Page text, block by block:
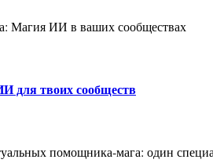
Магия ИИ в ваших сообществах
для твоих сообществ